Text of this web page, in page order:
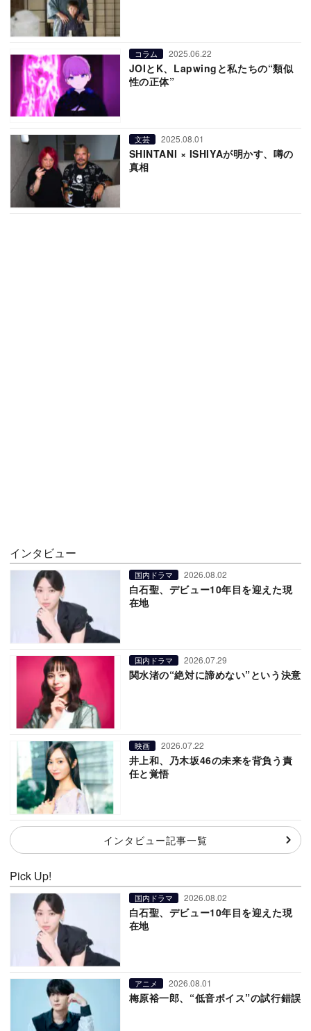
コラム 2025.06.22
JOIとK、Lapwingと私たちの“類似
性の正体”
文芸 2025.08.01
SHINTANI × ISHIYAが明かす、噂の
真相
インタビュー
国内ドラマ 2026.08.02
白石聖、デビュー10年目を迎えた現
在地
国内ドラマ 2026.07.29
関水渚の“絶対に諦めない”という決意
映画 2026.07.22
井上和、乃木坂46の未来を背負う責
任と覚悟
インタビュー記事一覧
Pick Up!
国内ドラマ 2026.08.02
白石聖、デビュー10年目を迎えた現
在地
アニメ 2026.08.01
梅原裕一郎、“低音ボイス”の試行錯誤